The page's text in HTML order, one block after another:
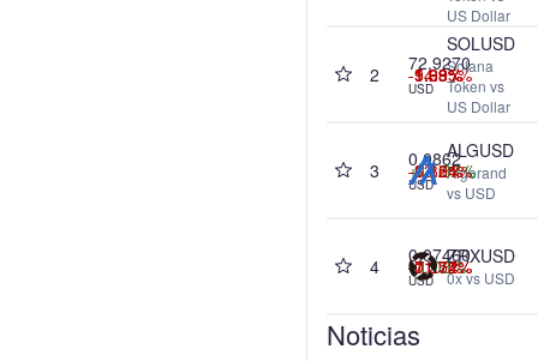
US Dollar
2
SOLUSD
Solana
Token vs
US Dollar
72.9270
USD
-1.08%
-1.93%
-9.69%
-54.95%
3
ALGUSD
Algorand
vs USD
0.0862
USD
-1.15%
+11.37%
-3.36%
-63.24%
4 ZRXUSD
0x vs USD
0.07460
USD
+1.08%
-0.27%
-11.72%
-71.54%
Noticias